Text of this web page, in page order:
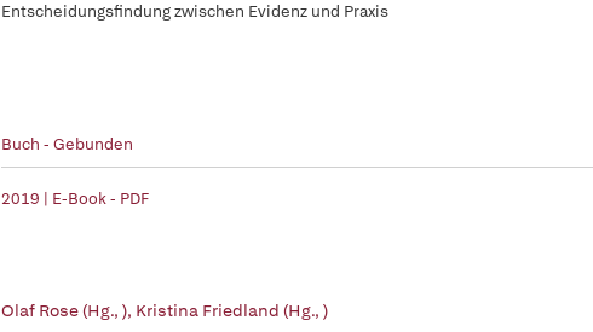
Entscheidungsfindung zwischen Evidenz und Praxis
Buch - Gebunden
2019 | E-Book - PDF
Olaf Rose (Hg., ), Kristina Friedland (Hg., )